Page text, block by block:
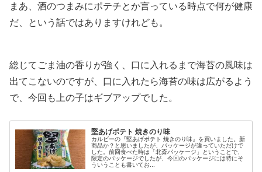
まあ、酒のつまみにポテチとか言っている時点で何が健康
だ、という話ではありますけれども。
総じてごま油の香りが強く、口に入れるまで海苔の風味は
出てこないのですが、口に入れたら海苔の味は広がるよう
で、今回も上の子はギブアップでした。
堅あげポテト 焼きのり味
カルビーの『堅あげポテト 焼きのり味』を買いました。新
商品か？と思いましたが、パッケージが違っていただけで
した。前回食べた時は「北斎パッケージ」ということで、
限定のパッケージでしたが、今回のパッケージには特にそ
ういうことも書いてお...